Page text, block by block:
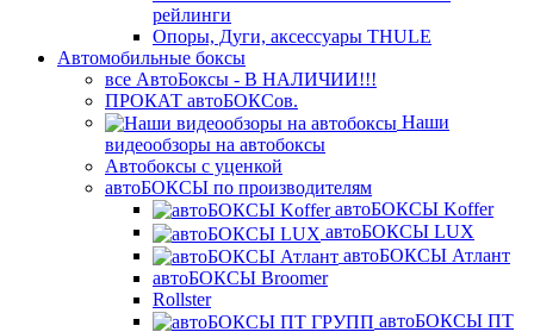
рейлинги
Опоры, Дуги, аксессуары THULE
Автомобильные боксы
все АвтоБоксы - В НАЛИЧИИ!!!
ПРОКАТ автоБОКСов.
Наши
видеообзоры на автобоксы
Автобоксы с уценкой
автоБОКСЫ по производителям
автоБОКСЫ Koffer
автоБОКСЫ LUX
автоБОКСЫ Атлант
автоБОКСЫ Broomer
Rollster
автоБОКСЫ ПТ